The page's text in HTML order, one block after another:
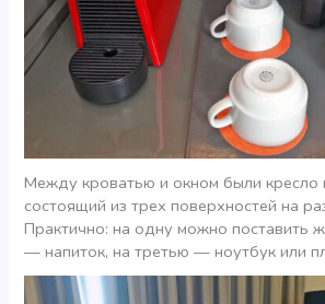
Между кроватью и окном были кресло
состоящий из трех поверхностей на
Практично: на одну можно поставить
— напиток, на третью — ноутбук или